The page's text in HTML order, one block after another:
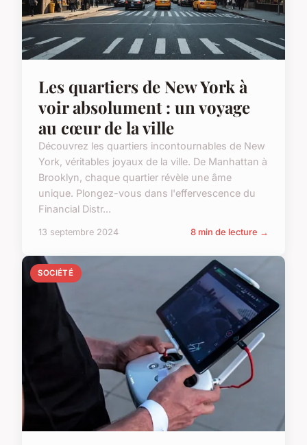
Les quartiers de New York à
voir absolument : un voyage
au cœur de la ville
Découvrez les quartiers incontournables de New
York, véritables joyaux de la ville. De Manhattan à
Brooklyn, chaque quartier révèle une âme
unique. Plongez-vous dans l'effervescence du
Financial Distr...
13 septembre 2024 8 min de lecture →
SOCIÉTÉ